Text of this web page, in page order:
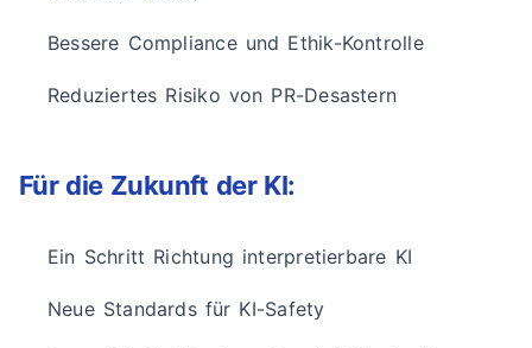
Bessere Compliance und Ethik-Kontrolle
Reduziertes Risiko von PR-Desastern
Für die Zukunft der KI:
Ein Schritt Richtung interpretierbare KI
Neue Standards für KI-Safety